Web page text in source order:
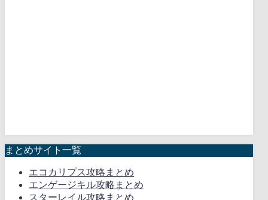
まとめサイト一覧
エコカリプス攻略まとめ
エンゲージキル攻略まとめ
スターレイル攻略まとめ